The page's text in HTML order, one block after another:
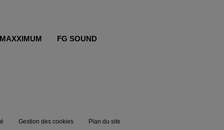
FG SOUND
Gestion des cookies Plan du site